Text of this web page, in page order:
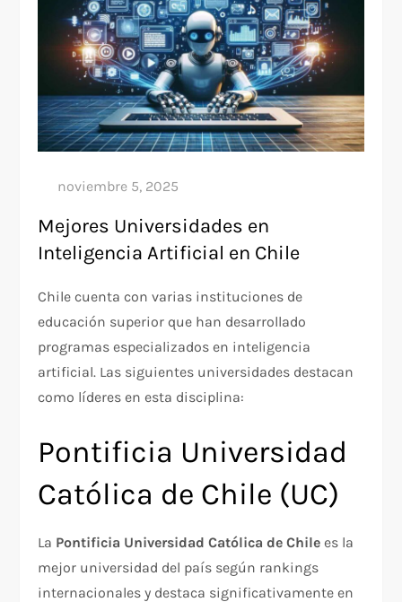
Mejores Universidades en
Inteligencia Artificial en Chile
Chile cuenta con varias instituciones de
educación superior que han desarrollado
programas especializados en inteligencia
artificial. Las siguientes universidades destacan
como líderes en esta disciplina:
Pontificia Universidad
Católica de Chile (UC)
La Pontificia Universidad Católica de Chile es la
mejor universidad del país según rankings
internacionales y destaca significativamente en